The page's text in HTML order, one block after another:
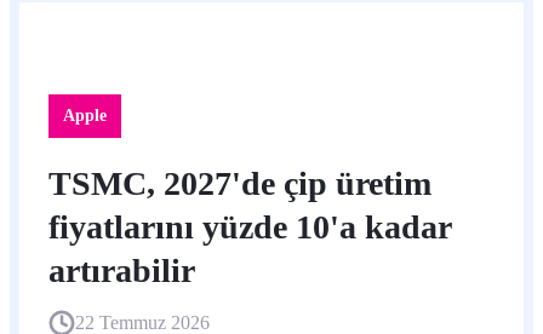
Apple
TSMC, 2027'de çip üretim
fiyatlarını yüzde 10'a kadar
artırabilir
22 Temmuz 2026